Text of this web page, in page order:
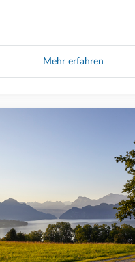
Mehr erfahren